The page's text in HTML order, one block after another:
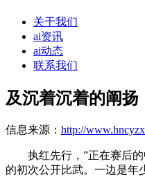
关于我们
ai资讯
ai动态
联系我们
及沉着沉着的阐扬
信息来源： http://
执红先行，”正在赛后的
的初次公开比武。一边是年